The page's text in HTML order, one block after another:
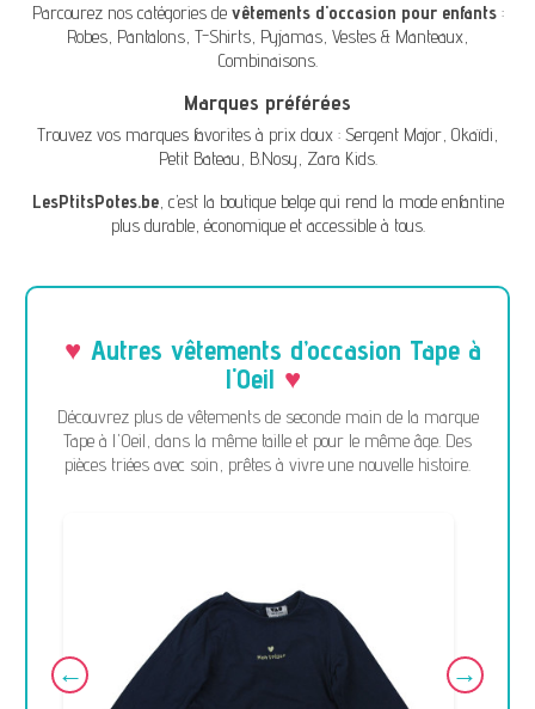
Parcourez nos catégories de vêtements d'occasion pour enfants:
Robes, Pantalons, T-Shirts, Pyjamas, Vestes & Manteaux,
Combinaisons.
Marques préférées
Trouvez vos marques favorites à prix doux : Sergent Major, Okaïdi,
Petit Bateau, B.Nosy, Zara Kids.
LesPtitsPotes.be, c’est la boutique belge qui rend la mode enfantine
plus durable, économique et accessible à tous.
Autres vêtements d’occasion Tape à
l'Oeil
Découvrez plus de vêtements de seconde main de la marque
Tape à l'Oeil, dans la même taille et pour le même âge. Des
pièces triées avec soin, prêtes à vivre une nouvelle histoire.